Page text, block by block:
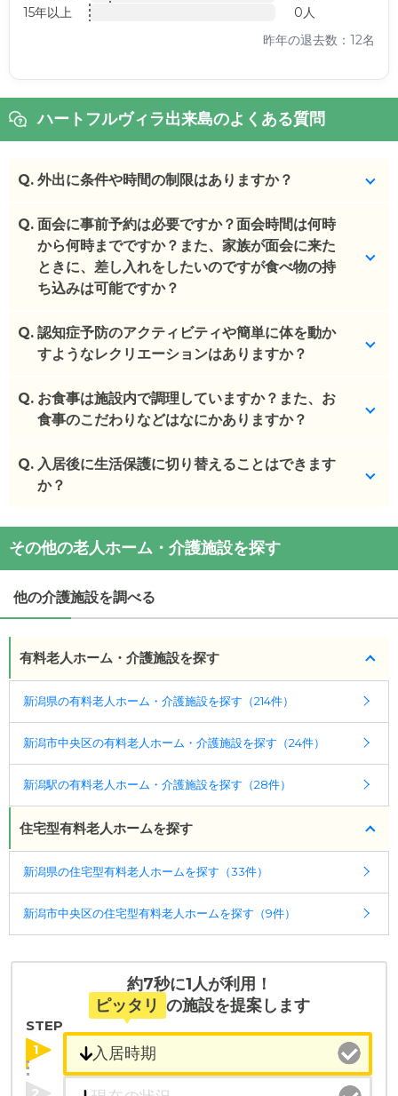
15年以上
0人
昨年の退去数：12名
ハートフルヴィラ出来島のよくある質問
Q. 外出に条件や時間の制限はありますか？
特にございません。
(回答者: 施設担当者,回答日: 2024/03/28)
Q. 面会に事前予約は必要ですか？面会時間は何時
から何時までですか？また、家族が面会に来た
ときに、差し入れをしたいのですが食べ物の持
ち込みは可能ですか？
事前予約は不要です。
Q. 認知症予防のアクティビティや簡単に体を動か
すようなレクリエーションはありますか？
不定期で開催しています。
Q. お食事は施設内で調理していますか？また、お
食事のこだわりなどはなにかありますか？
施設内調理をしていて、セレクト食も不定期でござ
います。
Q. 入居後に生活保護に切り替えることはできます
か？
施設のご利用料金が生活保護の対象外となるため、
生活保護の方の受け入れ自体をしておりません。
(回答者: 施設担当者,回答日: 2024/03/28)
その他の老人ホーム・介護施設を探す
他の介護施設を調べる
有料老人ホーム・介護施設を探す
新潟県の有料老人ホーム・介護施設を探す（214件）
新潟市中央区の有料老人ホーム・介護施設を探す（24件）
新潟駅の有料老人ホーム・介護施設を探す（28件）
住宅型有料老人ホームを探す
新潟県の住宅型有料老人ホームを探す（33件）
新潟市中央区の住宅型有料老人ホームを探す（9件）
約7秒に1人が利用！
ピッタリ の施設を提案します
STEP
1